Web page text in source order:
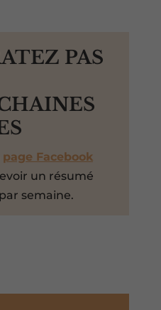
PAS
page Facebook
un résumé
semaine.